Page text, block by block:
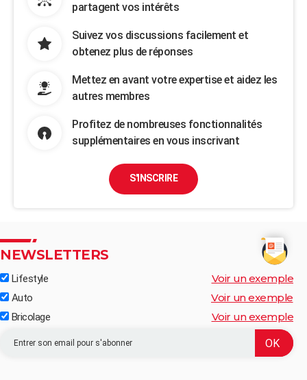
partagent vos intérêts
Suivez vos discussions facilement et
obtenez plus de réponses
Mettez en avant votre expertise et aidez les
autres membres
Profitez de nombreuses fonctionnalités
supplémentaires en vous inscrivant
S'INSCRIRE
NEWSLETTERS
Lifestyle Voir un exemple
Auto Voir un exemple
Bricolage Voir un exemple